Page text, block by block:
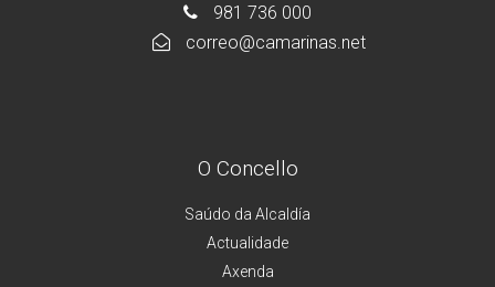
981 736 000
correo@camarinas.net
O Concello
Saúdo da Alcaldía
Actualidade
Axenda